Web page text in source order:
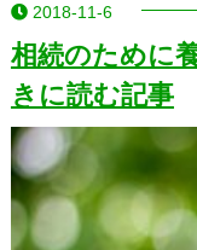
2018-11-6
相続のために
きに読む記事